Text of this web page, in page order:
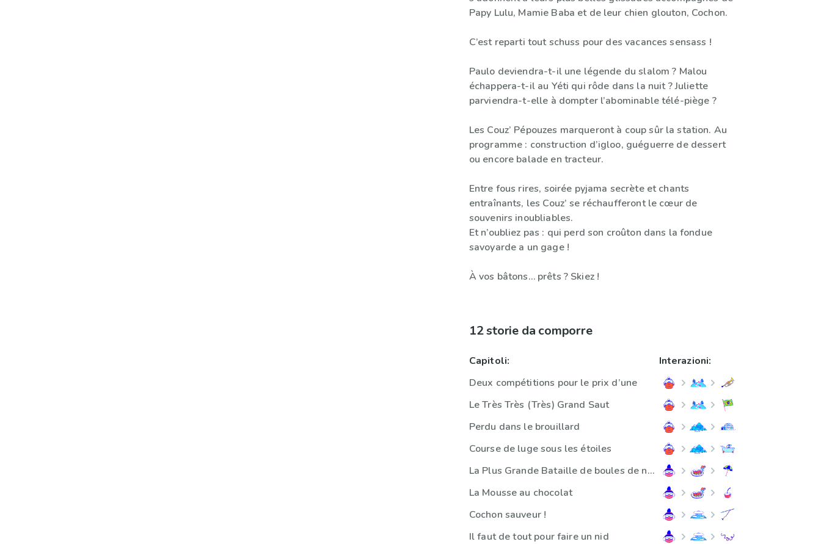
Papy Lulu, Mamie Baba et de leur chien glouton, Cochon.
C’est reparti tout schuss pour des vacances sensass !
Paulo deviendra-t-il une légende du slalom ? Malou
échappera-t-il au Yéti qui rôde dans la nuit ? Juliette
parviendra-t-elle à dompter l’abominable télé-piège ?
Les Couz’ Pépouzes marqueront à coup sûr la station. Au
programme : construction d’igloo, guéguerre de dessert
ou encore balade en tracteur.
Entre fous rires, soirée pyjama secrète et chants
entraînants, les Couz’ se réchaufferont le cœur de
souvenirs inoubliables.
Et n’oubliez pas : qui perd son croûton dans la fondue
savoyarde a un gage !
À vos bâtons… prêts ? Skiez !
12 storie da comporre
Capitoli:
Deux compétitions pour le prix d’une
Le Très Très (Très) Grand Saut
Perdu dans le brouillard
Course de luge sous les étoiles
La Plus Grande Bataille de boules de neige de tous les temps
La Mousse au chocolat
Cochon sauveur !
Il faut de tout pour faire un nid
Interazioni: